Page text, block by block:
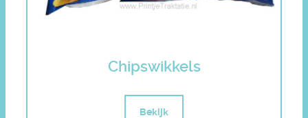
Chipswikkels
Bekijk